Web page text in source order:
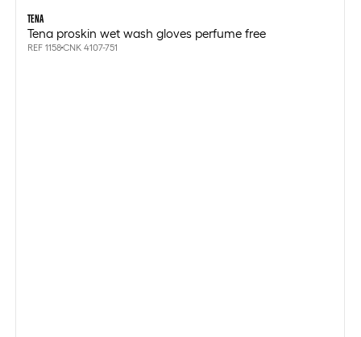
TENA
Tena proskin wet wash gloves perfume free
REF 1158CNK 4107-751